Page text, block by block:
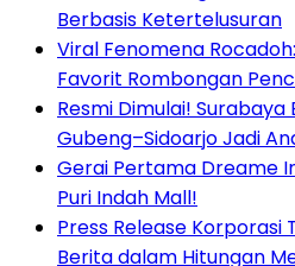
Berbasis Ketertelusuran
Viral Fenomena
Favorit Rombongan
Resmi Dimulai! Surabaya
Gubeng–Sidoarjo Jadi
Gerai Pertama Dreame
Puri Indah Mall!
Press Release Korporasi
Berita dalam Hitungan